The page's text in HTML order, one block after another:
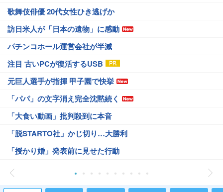
歌舞伎俳優 20代女性ひき逃げか
訪日米人が「日本の遺物」に感動
パチンコホール運営会社が半減
注目 古いPCが復活するUSB
元巨人選手が指揮 甲子園で快挙
「パパ」の文字消え完全沈黙続く
「大食い動画」批判殺到に本音
「脱STARTO社」かじ切り…大勝利
「授かり婚」発表前に見せた行動